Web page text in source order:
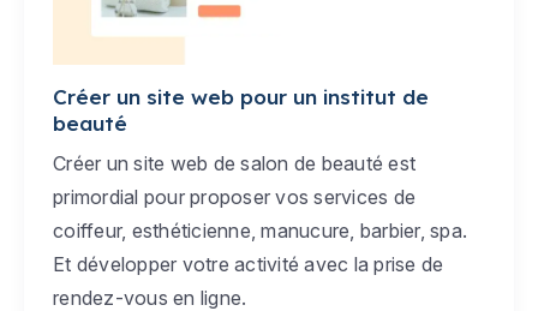
Créer un site web pour un institut de
beauté
Créer un site web de salon de beauté est
primordial pour proposer vos services de
coiffeur, esthéticienne, manucure, barbier, spa.
Et développer votre activité avec la prise de
rendez-vous en ligne.